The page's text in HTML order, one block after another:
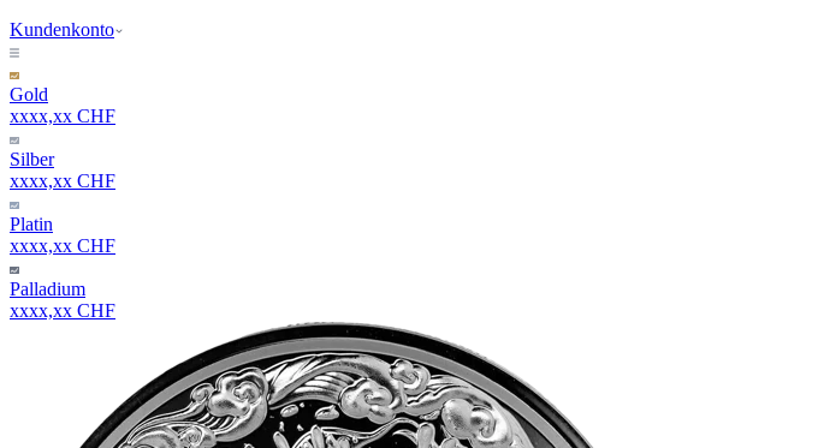
Kundenkonto
Gold
xxxx,xx CHF
Silber
xxxx,xx CHF
Platin
xxxx,xx CHF
Palladium
xxxx,xx CHF